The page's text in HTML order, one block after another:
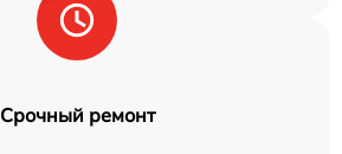
Срочный ремонт